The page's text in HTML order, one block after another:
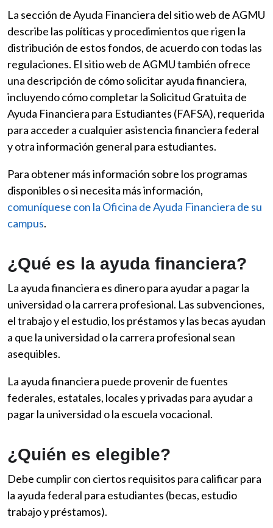
La sección de Ayuda Financiera del sitio web de AGMU
describe las políticas y procedimientos que rigen la
distribución de estos fondos, de acuerdo con todas las
regulaciones. El sitio web de AGMU también ofrece
una descripción de cómo solicitar ayuda financiera,
incluyendo cómo completar la Solicitud Gratuita de
Ayuda Financiera para Estudiantes (FAFSA), requerida
para acceder a cualquier asistencia financiera federal
y otra información general para estudiantes.
Para obtener más información sobre los programas
disponibles o si necesita más información,
comuníquese con la Oficina de Ayuda Financiera de su
campus.
¿Qué es la ayuda financiera?
La ayuda financiera es dinero para ayudar a pagar la
universidad o la carrera profesional. Las subvenciones,
el trabajo y el estudio, los préstamos y las becas ayudan
a que la universidad o la carrera profesional sean
asequibles.
La ayuda financiera puede provenir de fuentes
federales, estatales, locales y privadas para ayudar a
pagar la universidad o la escuela vocacional.
¿Quién es elegible?
Debe cumplir con ciertos requisitos para calificar para
la ayuda federal para estudiantes (becas, estudio
trabajo y préstamos).